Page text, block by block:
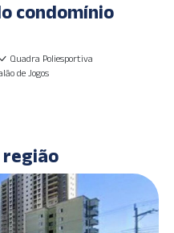
condomínio
Quadra Poliesportiva
de Jogos
região